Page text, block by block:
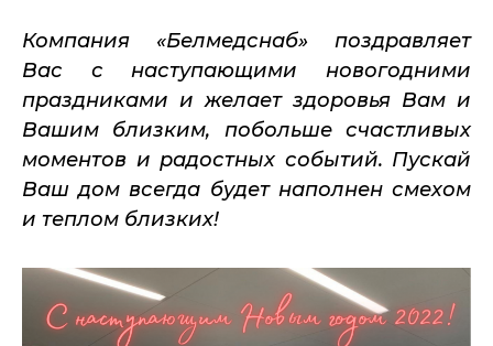
Компания «Белмедснаб» поздравляет
Вас с наступающими новогодними
праздниками и желает здоровья Вам и
Вашим близким, побольше счастливых
моментов и радостных событий. Пускай
Ваш дом всегда будет наполнен смехом
и теплом близких!